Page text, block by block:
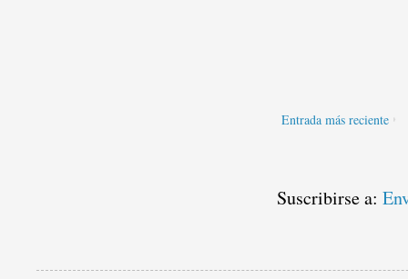
Entrada más reciente
Suscribirse a: